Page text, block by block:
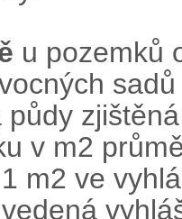
u pozemků
půdy
v m2
m2 ve